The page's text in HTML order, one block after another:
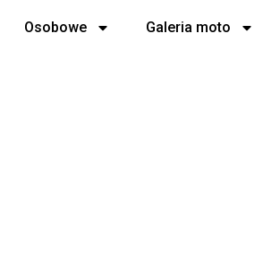
Osobowe Galeria moto